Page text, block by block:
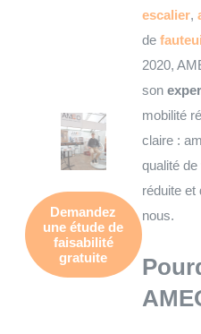
Demandez
uneétude de
faisabilité
gratuite
escalier,
de
2020,
son
mobilité
claire :
qualité
réduite et
nous.